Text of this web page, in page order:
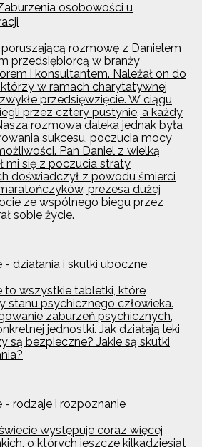
osobowości u
rozmowę z Danielem
przedsiębiorcą w branży
i konsultantem. Należał on do
w ramach charytatywnej
przedsięwzięcie. W ciągu
przez cztery pustynie, a każdy
rozmowa daleka jednak była
sukcesu, poczucia mocy
Pan Daniel z wielką
mi się z poczucia straty
doświadczył z powodu śmierci
prezesa dużej
ze wspólnego biegu przez
sobie życie.
działania i skutki uboczne
to wszystkie tabletki, które
stanu psychicznego człowieka.
zaburzeń psychicznych,
jednostki. Jak działają leki
są bezpieczne? Jakie są skutki
rodzaje i rozpoznanie
występuje coraz więcej
o których jeszcze kilkadziesiąt